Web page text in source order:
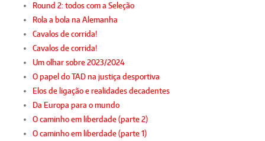
Round 2: todos com a Seleção
Rola a bola na Alemanha
Cavalos de corrida!
Cavalos de corrida!
Um olhar sobre 2023/2024
O papel do TAD na justiça desportiva
Elos de ligação e realidades decadentes
Da Europa para o mundo
O caminho em liberdade (parte 2)
O caminho em liberdade (parte 1)